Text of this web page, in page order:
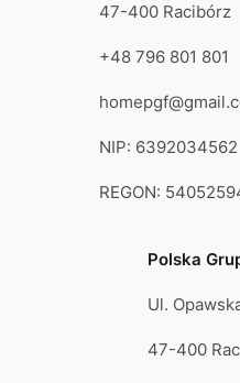
47-400 Racibórz
+48 796 801 801
NIP: 6392034562
REGON:
Polska
Ul.
47-400